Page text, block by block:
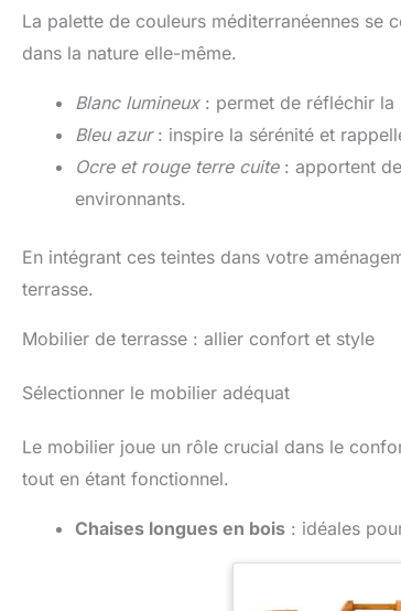
La palette de couleurs méditerranéennes se
dans la nature elle-même.
Blanc lumineux: permet de réfléchir la
Bleu azur: inspire la sérénité et
Ocre et rouge terre cuite: apportent
environnants.
En intégrant ces teintes dans votre
terrasse.
Mobilier de terrasse : allier confort et style
Sélectionner le mobilier adéquat
Le mobilier joue un rôle crucial dans le
tout en étant fonctionnel.
Chaises longues en bois : idéales